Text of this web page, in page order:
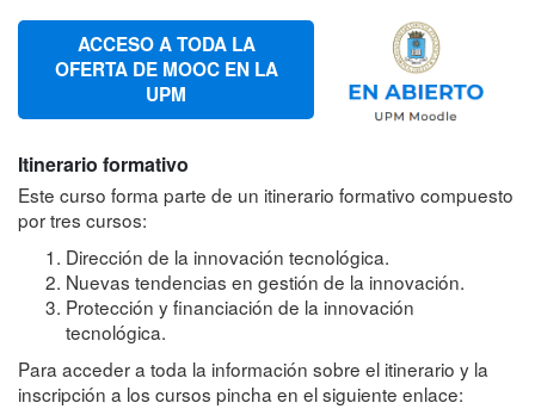
ACCESO A TODA LA
OFERTA DE MOOC EN LA
UPM
Itinerario formativo
Este curso forma parte de un itinerario formativo compuesto
por tres cursos:
Dirección de la innovación tecnológica.
Nuevas tendencias en gestión de la innovación.
Protección y financiación de la innovación
tecnológica.
Para acceder a toda la información sobre el itinerario y la
inscripción a los cursos pincha en el siguiente enlace: